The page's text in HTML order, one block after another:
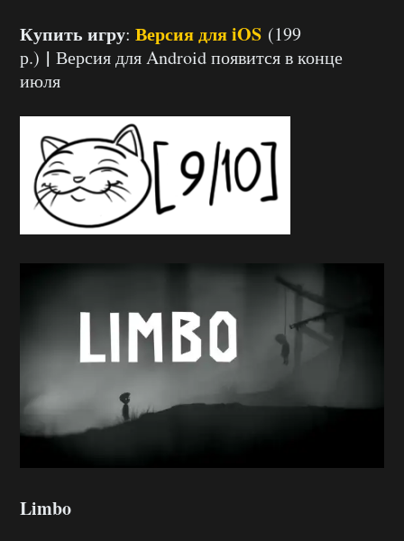
Купить игру: Версия для iOS (199
р.) | Версия для Android появится в конце
июля
Limbo